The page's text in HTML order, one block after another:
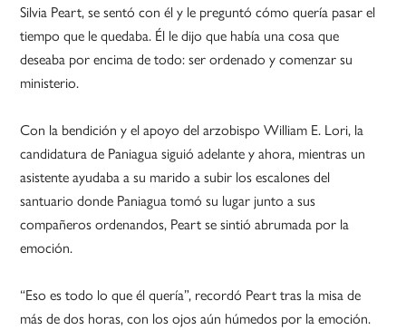
Silvia Peart, se sentó con él y le preguntó cómo quería pasar el
tiempo que le quedaba. Él le dijo que había una cosa que
deseaba por encima de todo: ser ordenado y comenzar su
ministerio.
Con la bendición y el apoyo del arzobispo William E. Lori, la
candidatura de Paniagua siguió adelante y ahora, mientras un
asistente ayudaba a su marido a subir los escalones del
santuario donde Paniagua tomó su lugar junto a sus
compañeros ordenandos, Peart se sintió abrumada por la
emoción.
“Eso es todo lo que él quería”, recordó Peart tras la misa de
más de dos horas, con los ojos aún húmedos por la emoción.